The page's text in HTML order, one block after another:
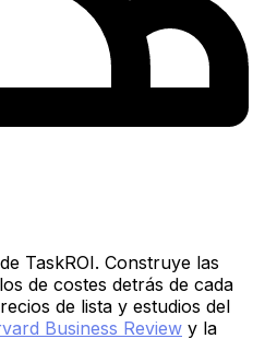
TaskROI. Construye las
de costes detrás de cada
de lista y estudios del
Business Review y la